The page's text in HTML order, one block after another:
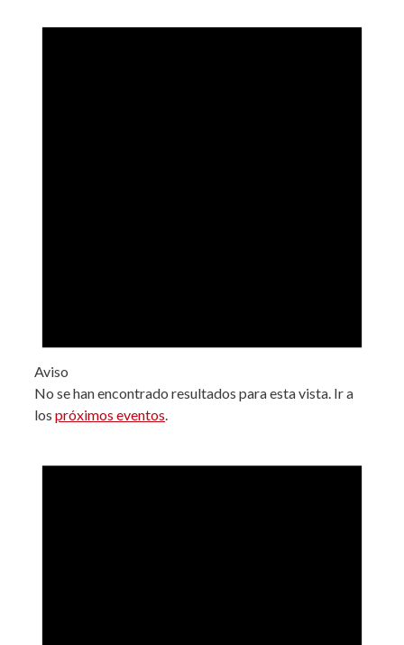
Aviso
No se han encontrado resultados para esta vista. Ir a
los próximos eventos